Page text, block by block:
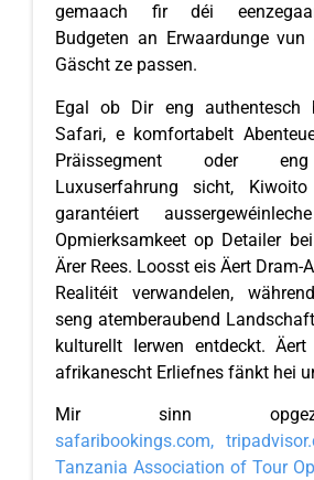
gemaach fir déi
Budgeten an Erwaardunge vun
Gäscht ze passen.
Egal ob Dir eng authentesch
Safari, e komfortabelt
Präissegment oder eng
Luxuserfahrung sicht,
garantéiert
Opmierksamkeet op Detailer
Ärer Rees. Loosst eis Äert Dram-
Realitéit verwandelen,
seng atemberaubend
kulturellt Ierwen entdeckt. Äert
afrikanescht Erliefnes fänkt hei
Mir sinn
safaribookings.com,
Tanzania Association of Tour